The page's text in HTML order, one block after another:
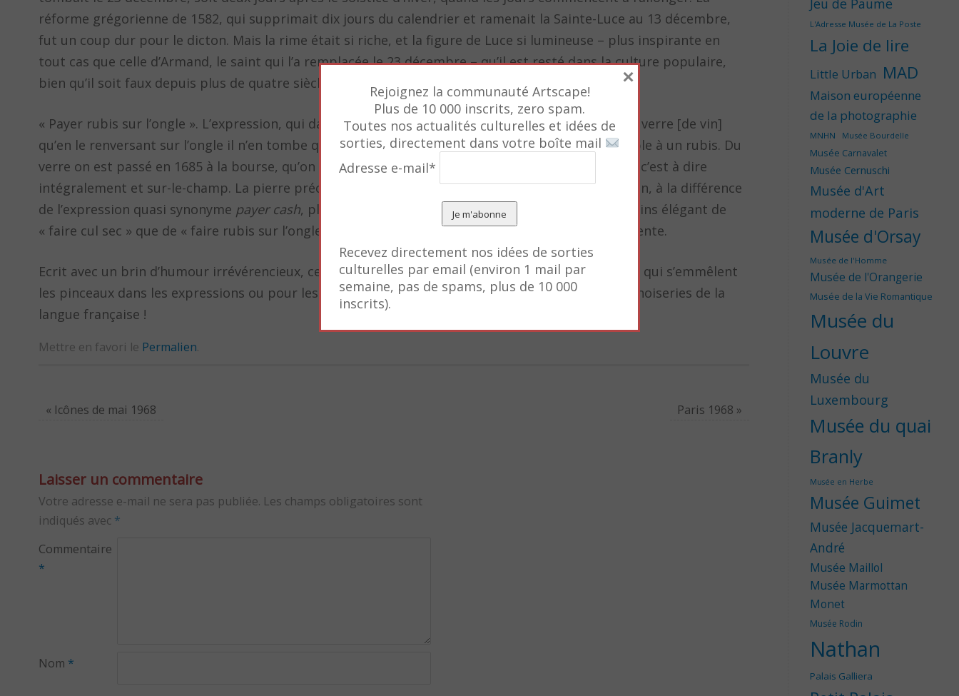
réforme grégorienne de 1582, qui supprimait dix jours du calendrier et ramenait la Sainte-Luce au 13 décembre,
fut un coup dur pour le dicton. Mais la rime était si riche, et la figure de Luce si lumineuse – plus inspirante en
tout cas que celle d’Armand, le saint qui l’a remplacée le 23 décembre – qu’il est resté dans la culture populaire,
bien qu’il soit faux depuis plus de quatre siècles.
« Payer rubis sur l’ongle ». L’expression, qui date de 1640, signifiait « vider son complètement son verre [de vin]
qu’en le renversant sur l’ongle il n’en tombe qu’une seule goutte, qui ne s’épanche pas et ressemble à un rubis. Du
verre on est passé en 1685 à la bourse, qu’on vide complètement pour « payer rubis sur l’ongle », c’est à dire
intégralement et sur-le-champ. La pierre précieuse confère une certaine classe à l’acte en question, à la différence
de l’expression quasi synonyme payer cash, plus triviale. De la même façon, on notera qu’il est moins élégant de
« faire cul sec » que de « faire rubis sur l’ongle », même si la quantité d’alcool absorbé est équivalente.
Ecrit avec un brin d’humour irrévérencieux, ce petit livre est un délice à lire. Idéal pour les adultes qui s’emmêlent
les pinceaux dans les expressions ou pour les enfants/étrangers en plein apprentissage des sournoiseries de la
langue française !
Mettre en favori le Permalien.
« Icônes de mai 1968 Paris 1968 »
Laisser un commentaire
Votre adresse e-mail ne sera pas publiée. Les champs obligatoires sont
indiqués avec *
Commentaire
*
Nom *
Jeu de Paume
L'Adresse Musée de La Poste
La Joie de lire
Little Urban MAD
Maison européenne
de la photographie
MNHN Musée Bourdelle
Musée Carnavalet
Musée Cernuschi
Musée d'Art
moderne de Paris
Musée d'Orsay
Musée de l'Homme
Musée de l'Orangerie
Musée de la Vie Romantique
Musée du
Louvre
Musée du
Luxembourg
Musée du quai
Branly
Musée en Herbe
Musée Guimet
Musée Jacquemart-
André
Musée Maillol
Musée Marmottan
Monet
Musée Rodin
Nathan
Palais Galliera
Rejoignez la communauté Artscape!
Plus de 10 000 inscrits, zero spam.
Toutes nos actualités culturelles et idées de
sorties, directement dans votre boîte mail
Adresse e-mail*
Recevez directement nos idées de sorties
culturelles par email (environ 1 mail par
semaine, pas de spams, plus de 10 000
inscrits).
×